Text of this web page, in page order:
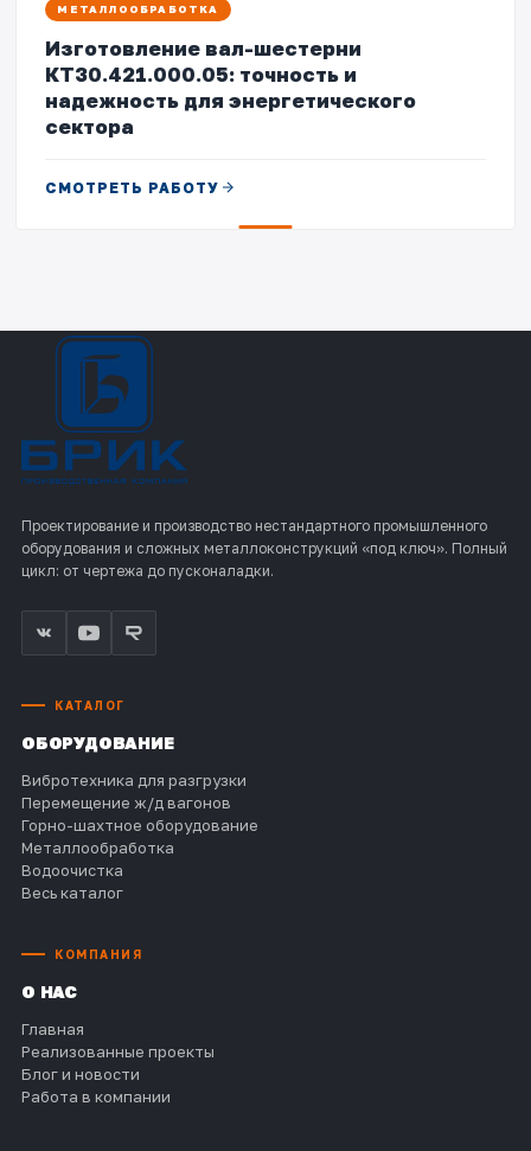
МЕТАЛЛООБРАБОТКА
Изготовление вал-шестерни
КТ30.421.000.05: точность и
надежность для энергетического
сектора
СМОТРЕТЬ РАБОТУ
Проектирование и производство нестандартного промышленного
оборудования и сложных металлоконструкций «под ключ». Полный
цикл: от чертежа до пусконаладки.
КАТАЛОГ
ОБОРУДОВАНИЕ
Вибротехника для разгрузки
Перемещение ж/д вагонов
Горно-шахтное оборудование
Металлообработка
Водоочистка
Весь каталог
КОМПАНИЯ
О НАС
Главная
Реализованные проекты
Блог и новости
Работа в компании